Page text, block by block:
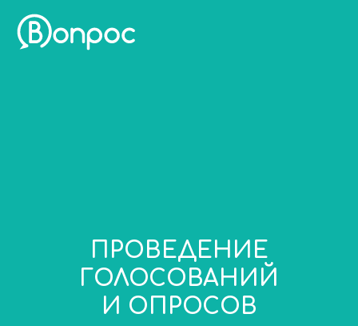
ПРОВЕДЕНИЕ
ГОЛОСОВАНИЙ
И ОПРОСОВ